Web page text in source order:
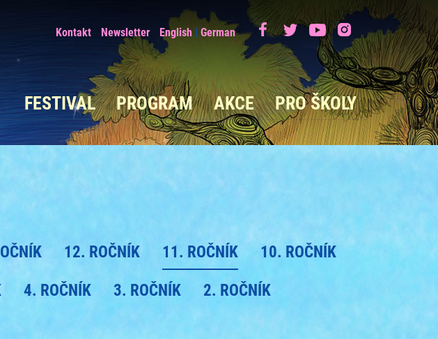
Kontakt Newsletter English |German
FESTIVAL PROGRAM AKCE PRO ŠKOLY
12. ROČNÍK 11. ROČNÍK 10. ROČNÍK
4. ROČNÍK 3. ROČNÍK 2. ROČNÍK